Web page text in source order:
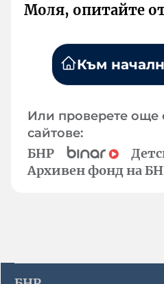
Моля, опитайте
Към
Или проверете още
сайтове:
БНР
Архивен фонд на